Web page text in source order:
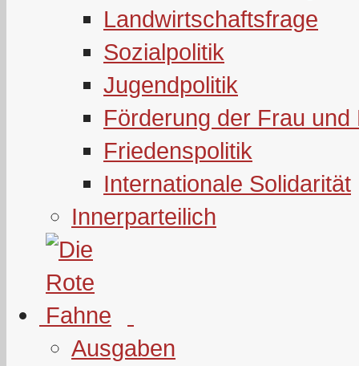
Landwirtschaftsfrage
Sozialpolitik
Jugendpolitik
Förderung der Frau und
Friedenspolitik
Internationale Solidarität
Innerparteilich
Ausgaben